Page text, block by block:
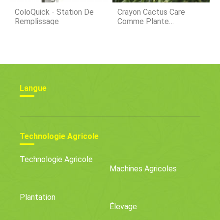
ColoQuick - Station De
Remplissage
Crayon Cactus Care
Comme Plante
Langue
Technologie Agricole
Technologie Agricole
Machines Agricoles
Plantation
Élevage